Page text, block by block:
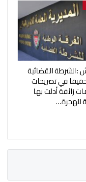
:الشرطة القضائية
في تصريحات
زائفة أدلت بها
للهجرة…